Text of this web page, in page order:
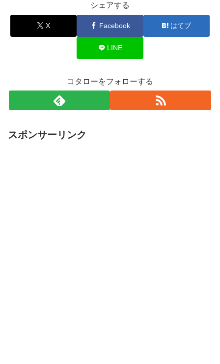
シェアする
X Facebook はてブ
LINE
コタローをフォローする
スポンサーリンク